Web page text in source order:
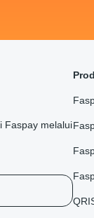
Faspay melalui